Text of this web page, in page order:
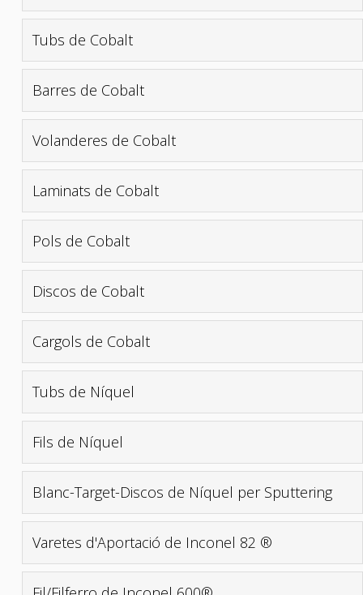
Tubs de Cobalt
Barres de Cobalt
Volanderes de Cobalt
Laminats de Cobalt
Pols de Cobalt
Discos de Cobalt
Cargols de Cobalt
Tubs de Níquel
Fils de Níquel
Blanc-Target-Discos de Níquel per Sputtering
Varetes d'Aportació de Inconel 82 ®